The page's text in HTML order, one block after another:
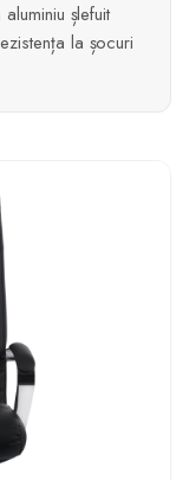
șlefuit
la șocuri